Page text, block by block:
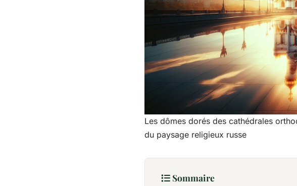
Les dômes dorés des cathédrales
du paysage religieux russe
Sommaire